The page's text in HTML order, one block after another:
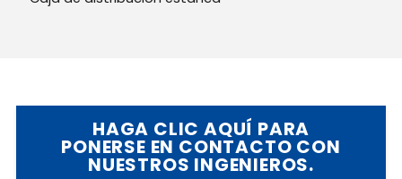
HAGA CLIC AQUÍ PARA
PONERSE EN CONTACTO CON
NUESTROS INGENIEROS.